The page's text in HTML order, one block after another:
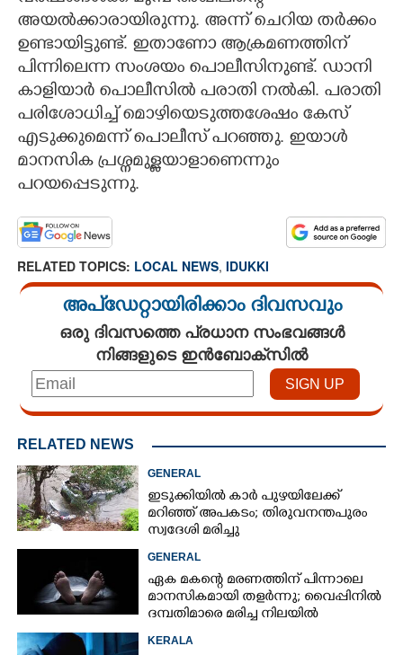
ASTRO
CARTOONS
LITERATURE
ZOOM
CONTACT US
അയൽക്കാരായിരുന്നു. അന്ന് ചെറിയ തർക്കം
ഉണ്ടായിട്ടുണ്ട്. ഇതാണോ ആക്രമണത്തിന്
പിന്നിലെന്ന സംശയം പൊലീസിനുണ്ട്. ഡാനി
കാളിയാർ പൊലീസിൽ പരാതി നൽകി. പരാതി
പരിശോധിച്ച് മൊഴിയെടുത്തശേഷം കേസ്
എടുക്കുമെന്ന് പൊലീസ് പറഞ്ഞു. ഇയാൾ
മാനസിക പ്രശ്നമുള്ളയാളാണെന്നും
പറയപ്പെടുന്നു.
RELATED TOPICS: LOCAL NEWS, IDUKKI
അപ്ഡേറ്റായിരിക്കാം ദിവസവും
ഒരു ദിവസത്തെ പ്രധാന സംഭവങ്ങൾ
നിങ്ങളുടെ ഇൻബോക്സിൽ
RELATED NEWS
GENERAL
ഇടുക്കിയിൽ കാർ പുഴയിലേക്ക്
മറിഞ്ഞ് അപകടം; തിരുവനന്തപുരം
സ്വദേശി മരിച്ചു
GENERAL
ഏക മകന്റെ മരണത്തിന് പിന്നാലെ
മാനസികമായി തളർന്നു; വൈപ്പിനിൽ
ദമ്പതിമാരെ മരിച്ച നിലയിൽ
കണ്ടെത്തി
KERALA